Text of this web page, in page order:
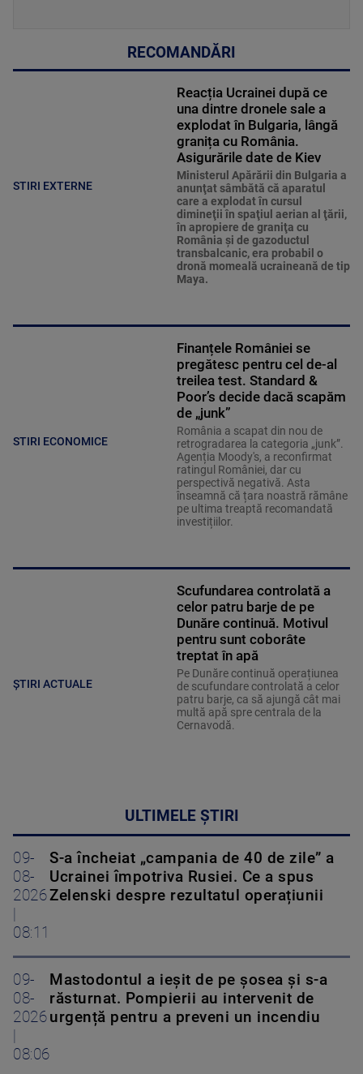
RECOMANDĂRI
STIRI EXTERNE
Reacția Ucrainei după ce
una dintre dronele sale a
explodat în Bulgaria, lângă
granița cu România.
Asigurările date de Kiev
Ministerul Apărării din Bulgaria a
anunţat sâmbătă că aparatul
care a explodat în cursul
dimineţii în spaţiul aerian al ţării,
în apropiere de graniţa cu
România şi de gazoductul
transbalcanic, era probabil o
dronă momeală ucraineană de tip
Maya.
STIRI ECONOMICE
Finanțele României se
pregătesc pentru cel de-al
treilea test. Standard &
Poor’s decide dacă scapăm
de „junk”
România a scapat din nou de
retrogradarea la categoria „junk”.
Agenția Moody's, a reconfirmat
ratingul României, dar cu
perspectivă negativă. Asta
înseamnă că țara noastră rămâne
pe ultima treaptă recomandată
investițiilor.
ȘTIRI ACTUALE
Scufundarea controlată a
celor patru barje de pe
Dunăre continuă. Motivul
pentru sunt coborâte
treptat în apă
Pe Dunăre continuă operațiunea
de scufundare controlată a celor
patru barje, ca să ajungă cât mai
multă apă spre centrala de la
Cernavodă.
ULTIMELE ȘTIRI
09-
08-
2026
|
08:11
S-a încheiat „campania de 40 de zile” a
Ucrainei împotriva Rusiei. Ce a spus
Zelenski despre rezultatul operațiunii
09-
08-
2026
|
08:06
Mastodontul a ieșit de pe șosea și s-a
răsturnat. Pompierii au intervenit de
urgență pentru a preveni un incendiu